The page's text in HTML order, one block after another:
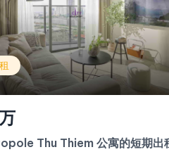
Thu Thiem 公寓的短期出